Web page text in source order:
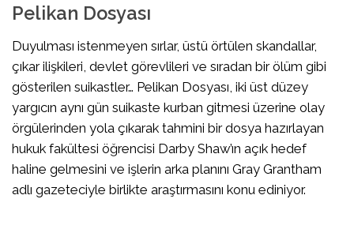
Pelikan Dosyası
Duyulması istenmeyen sırlar, üstü örtülen skandallar,
çıkar ilişkileri, devlet görevlileri ve sıradan bir ölüm gibi
gösterilen suikastler… Pelikan Dosyası, iki üst düzey
yargıcın aynı gün suikaste kurban gitmesi üzerine olay
örgülerinden yola çıkarak tahmini bir dosya hazırlayan
hukuk fakültesi öğrencisi Darby Shaw’ın açık hedef
haline gelmesini ve işlerin arka planını Gray Grantham
adlı gazeteciyle birlikte araştırmasını konu ediniyor.